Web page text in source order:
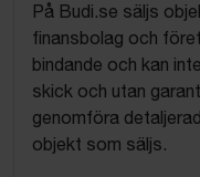
På Budi.se säljs
finansbolag och
bindande och kan
skick och utan
genomföra
objekt som säljs.